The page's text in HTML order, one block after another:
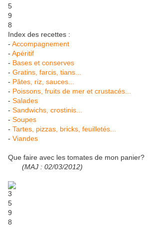
Index des recettes :
- Accompagnement
- Apéritif
- Bases et conserves
- Gratins, farcis, tians...
- Pâtes, riz, sauces...
- Poissons, fruits de mer et crustacés...
- Salades
- Sandwichs, crostinis...
- Soupes
- Tartes, pizzas, bricks, feuilletés...
- Viandes
Que faire avec les tomates
(MAJ : 02/03/2012)